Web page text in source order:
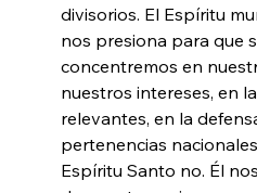
divisorios. El Espíritu
nos presiona para que
concentremos en
nuestros intereses, en
relevantes, en la
pertenencias
Espíritu Santo no. Él